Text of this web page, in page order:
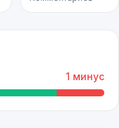
1 минус